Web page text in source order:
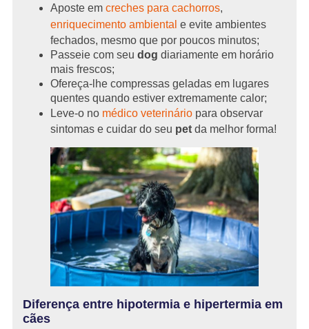
Aposte em creches para cachorros,
enriquecimento ambiental e evite ambientes
fechados, mesmo que por poucos minutos;
Passeie com seu dog diariamente em horário
mais frescos;
Ofereça-lhe compressas geladas em lugares
quentes quando estiver extremamente calor;
Leve-o no médico veterináriopara observar
sintomas e cuidar do seu pet da melhor forma!
Diferença entre hipotermia e hipertermia em
cães